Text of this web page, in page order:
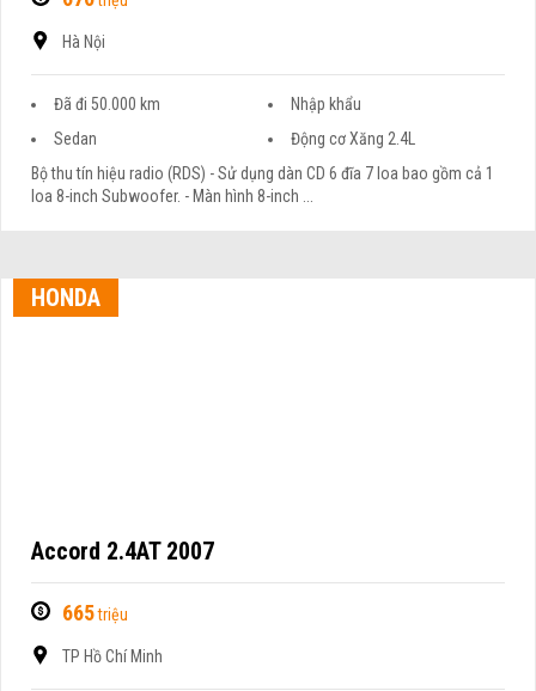
Hà Nội
Đã đi 50.000 km
Nhập khẩu
Sedan
Động cơ Xăng 2.4L
Bộ thu tín hiệu radio (RDS) - Sử dụng dàn CD 6 đĩa 7 loa bao gồm cả 1
loa 8-inch Subwoofer. - Màn hình 8-inch ...
HONDA
Accord 2.4AT 2007
665triệu
TP Hồ Chí Minh